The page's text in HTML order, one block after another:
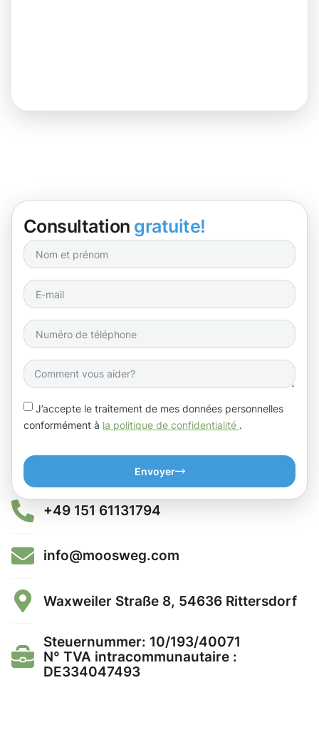
Consultation gratuite!
J’accepte le traitement de mes données personnelles
conformément à la politique de confidentialité .
Envoyer
+49 151 61131794
info@moosweg.com
Waxweiler Straße 8, 54636 Rittersdorf
Steuernummer: 10/193/40071
N° TVA intracommunautaire :
DE334047493